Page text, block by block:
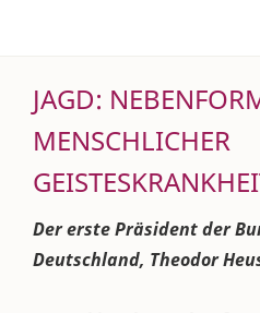
JAGD:
MENSCHLICHER
Der erste Präsident der
Deutschland, Theodor